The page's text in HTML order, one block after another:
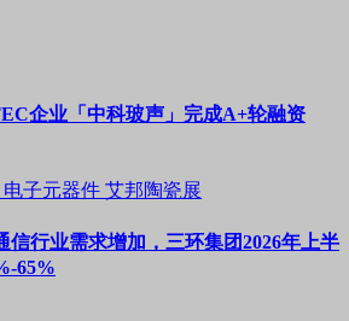
企业「中科玻声」完成A+轮融资
电子元器件 艾邦陶瓷展
信行业需求增加，三环集团2026年上半
65%